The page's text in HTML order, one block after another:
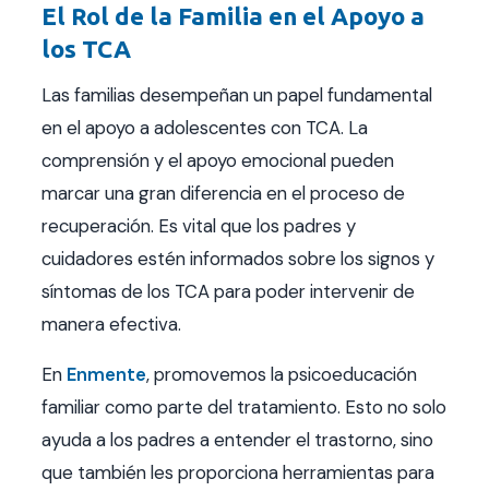
El Rol de la Familia en el Apoyo a
los TCA
Las familias desempeñan un papel fundamental
en el apoyo a adolescentes con TCA. La
comprensión y el apoyo emocional pueden
marcar una gran diferencia en el proceso de
recuperación. Es vital que los padres y
cuidadores estén informados sobre los signos y
síntomas de los TCA para poder intervenir de
manera efectiva.
En Enmente, promovemos la psicoeducación
familiar como parte del tratamiento. Esto no solo
ayuda a los padres a entender el trastorno, sino
que también les proporciona herramientas para